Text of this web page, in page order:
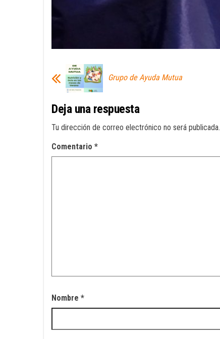
Grupo de Ayuda Mutua
Deja una respuesta
Tu dirección de correo electrónico no será publicada.
Comentario *
Nombre *